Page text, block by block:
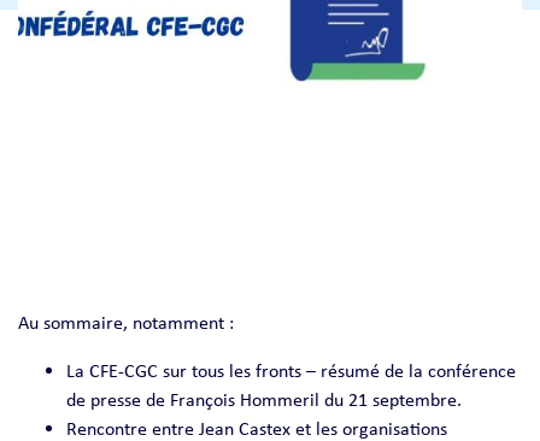
Au sommaire, notamment :
La CFE-CGC sur tous les fronts – résumé de la conférence
de presse de François Hommeril du 21 septembre.
Rencontre entre Jean Castex et les organisations